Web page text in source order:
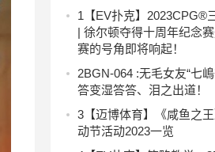
配装攻略
1 【EV扑克】2023CPG®
| 徐尔顿夺得十周年纪念
赛的号角即将响起！
2BGN-064 :无毛女友“七
答变湿答答、泪之出道！
3 【迈博体育】《咸鱼之
动节活动2023一览